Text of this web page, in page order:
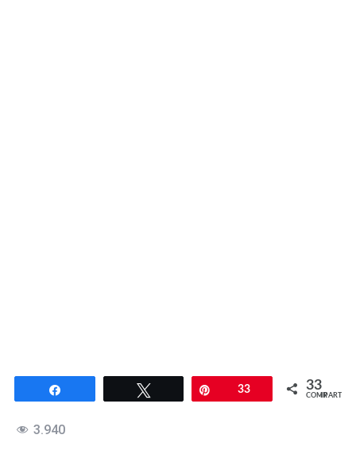
Twittear 33 33
COMPARTIR
3.940